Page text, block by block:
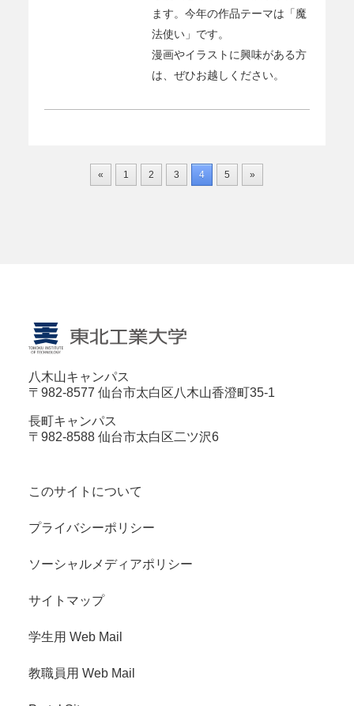
ます。今年の作品テーマは「魔
法使い」です。
漫画やイラストに興味がある方
は、ぜひお越しください。
« 1 2 3 4 5 »
八木山キャンパス
〒982-8577 仙台市太白区八木山香澄町35-1
長町キャンパス
〒982-8588 仙台市太白区二ツ沢6
このサイトについて
プライバシーポリシー
ソーシャルメディアポリシー
サイトマップ
学生用 Web Mail
教職員用 Web Mail